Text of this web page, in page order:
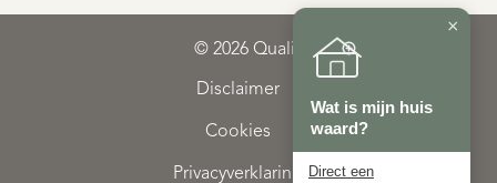
© 2026 Qualis
Disclaimer
Cookies
Privacyverklaring
×
Wat is mijn huis
waard?
Direct een